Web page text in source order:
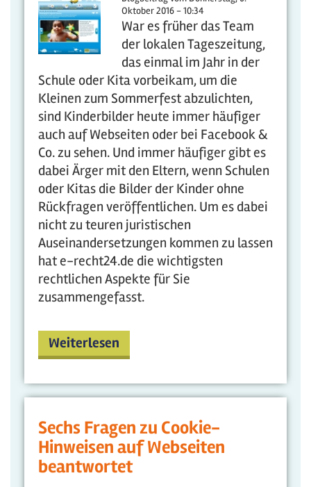
Oktober 2016 - 10:34
War es früher das Team
der lokalen Tageszeitung,
das einmal im Jahr in der
Schule oder Kita vorbeikam, um die
Kleinen zum Sommerfest abzulichten,
sind Kinderbilder heute immer häufiger
auch auf Webseiten oder bei Facebook &
Co. zu sehen. Und immer häufiger gibt es
dabei Ärger mit den Eltern, wenn Schulen
oder Kitas die Bilder der Kinder ohne
Rückfragen veröffentlichen. Um es dabei
nicht zu teuren juristischen
Auseinandersetzungen kommen zu lassen
hat e-recht24.de die wichtigsten
rechtlichen Aspekte für Sie
zusammengefasst.
Weiterlesen
Sechs Fragen zu Cookie-
Hinweisen auf Webseiten
beantwortet